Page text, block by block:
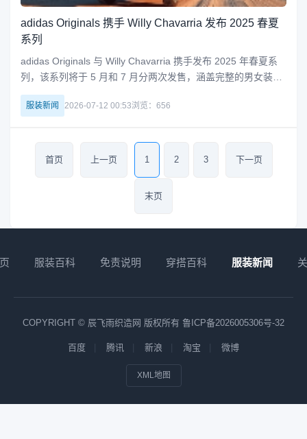
adidas Originals 携手 Willy Chavarria 发布 2025 春夏
系列
adidas Originals 与 Willy Chavarria 携手发布 2025 年春夏系
列，该系列将于 5 月和 7 月分两次发售，涵盖完整的男女装成
衣及鞋履产品。设计上融合街头风格与运动美学，展现 Willy C
havarria 标志性的利落剪裁、大胆设计与对细节的极致追求，
服装新闻 2026-07-12 00:53浏览：656
首页 上一页 1 2 3 下一页
末页
服装百科 免责说明 穿搭百科 服装新闻
COPYRIGHT © 辰飞雨织造网 版权所有 鲁ICP备2026005306号-32
百度 腾讯 新浪 淘宝 微博
XML地图